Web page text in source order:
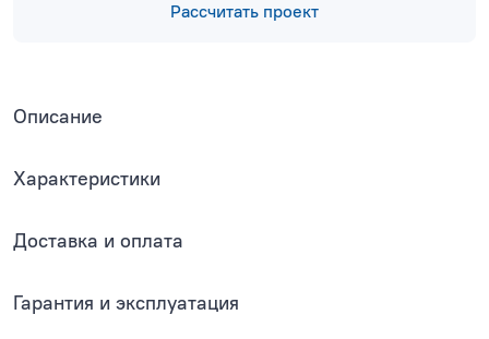
Рассчитать проект
Описание
Характеристики
Доставка и оплата
Гарантия и эксплуатация